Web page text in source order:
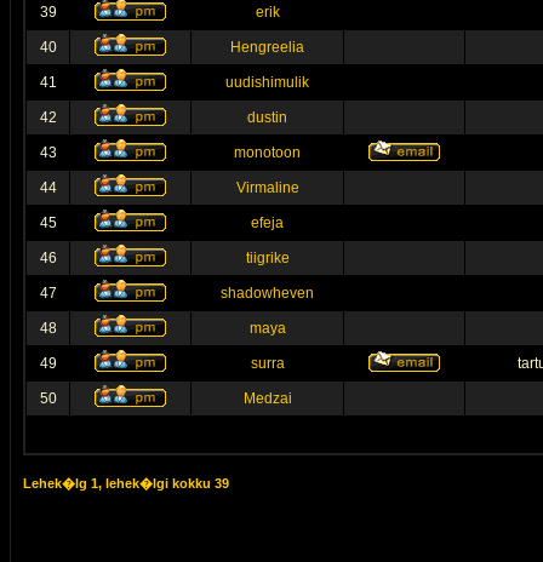
39 erik
40 Hengreelia
41 uudishimulik
42 dustin
43 monotoon
44 Virmaline
45 efeja
46 tiigrike
47 shadowheven
48 maya
49 surra
50 Medzai
Lehek�lg 1, lehek�lgi kokku 39